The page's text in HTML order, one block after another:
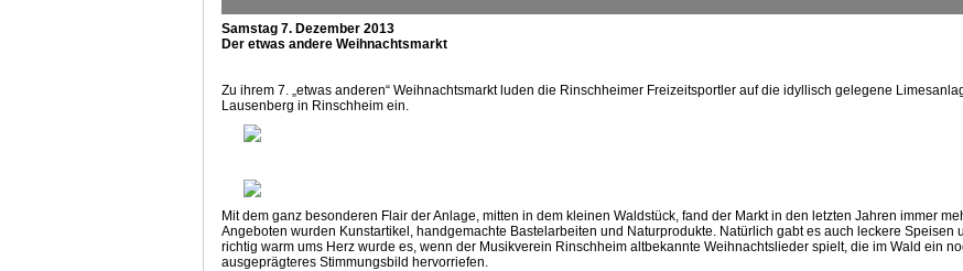
Samstag 7. Dezember 2013
Der etwas andere Weihnachtsmarkt
Zu ihrem 7. „etwas anderen“ Weihnachtsmarkt luden die Rinschheimer Freizeitsportler auf die idyllisch gelegene
Lausenberg in Rinschheim ein.
Mit dem ganz besonderen Flair der Anlage, mitten in dem kleinen Waldstück, fand der Markt in den letzten Jahren immer
Angeboten wurden Kunstartikel, handgemachte Bastelarbeiten und Naturprodukte. Natürlich gabt es auch leckere Speisen
richtig warm ums Herz wurde es, wenn der Musikverein Rinschheim altbekannte Weihnachtslieder spielt, die im Wald ein
ausgeprägteres Stimmungsbild hervorriefen.